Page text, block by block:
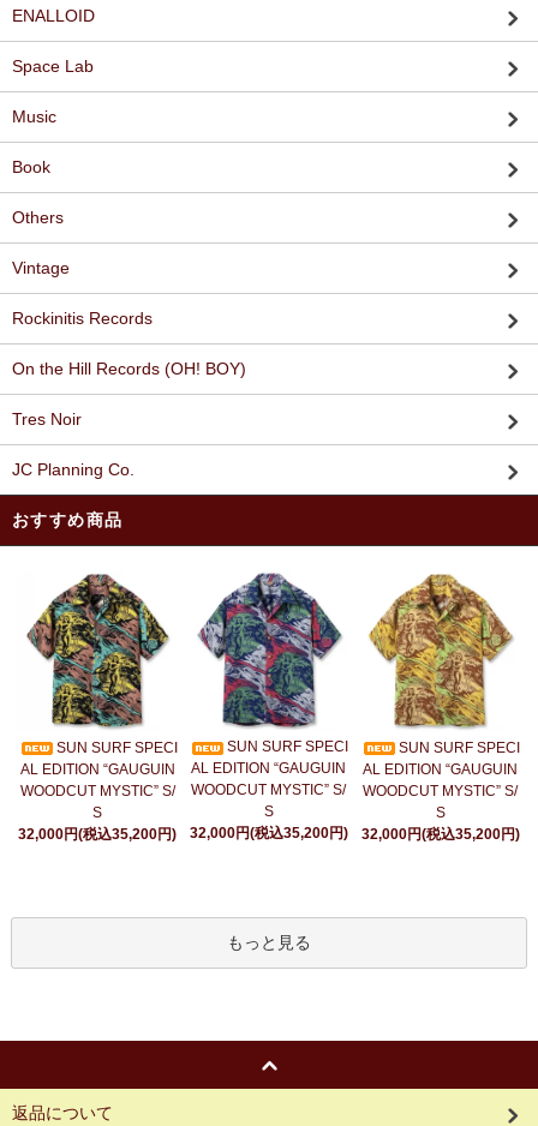
ENALLOID
Space Lab
Music
Book
Others
Vintage
Rockinitis Records
On the Hill Records (OH! BOY)
Tres Noir
JC Planning Co.
おすすめ商品
SUN SURF SPECI
AL EDITION “GAUGUIN
WOODCUT MYSTIC” S/
S
32,000円(税込35,200円)
SUN SURF SPECI
AL EDITION “GAUGUIN
WOODCUT MYSTIC” S/
S
32,000円(税込35,200円)
SUN SURF SPECI
AL EDITION “GAUGUIN
WOODCUT MYSTIC” S/
S
32,000円(税込35,200円)
もっと見る
返品について